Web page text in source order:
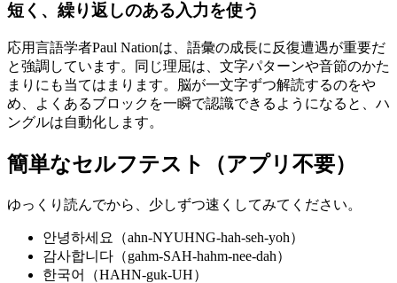
短く、繰り返しのある入力を使う
応用言語学者Paul Nationは、語彙の成長に反復遭遇が重要だ
と強調しています。同じ理屈は、文字パターンや音節のかた
まりにも当てはまります。脳が一文字ずつ解読するのをや
め、よくあるブロックを一瞬で認識できるようになると、ハ
ングルは自動化します。
簡単なセルフテスト（アプリ不要）
ゆっくり読んでから、少しずつ速くしてみてください。
안녕하세요（ahn-NYUHNG-hah-seh-yoh）
감사합니다（gahm-SAH-hahm-nee-dah）
한국어（HAHN-guk-UH）